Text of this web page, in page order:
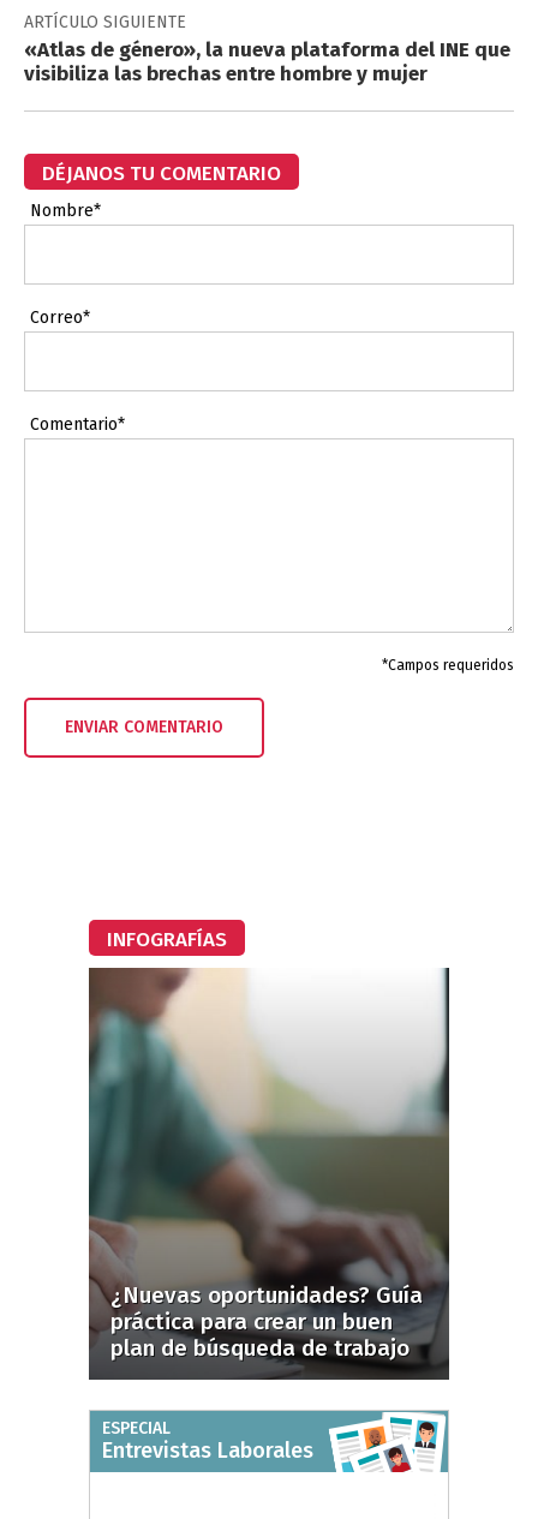
ARTÍCULO SIGUIENTE
«Atlas de género», la nueva plataforma del INE que
visibiliza las brechas entre hombre y mujer
DÉJANOS TU COMENTARIO
Nombre*
Correo*
Comentario*
*Campos requeridos
INFOGRAFÍAS
¿Nuevas oportunidades? Guía
práctica para crear un buen
plan de búsqueda de trabajo
ESPECIAL
Entrevistas Laborales